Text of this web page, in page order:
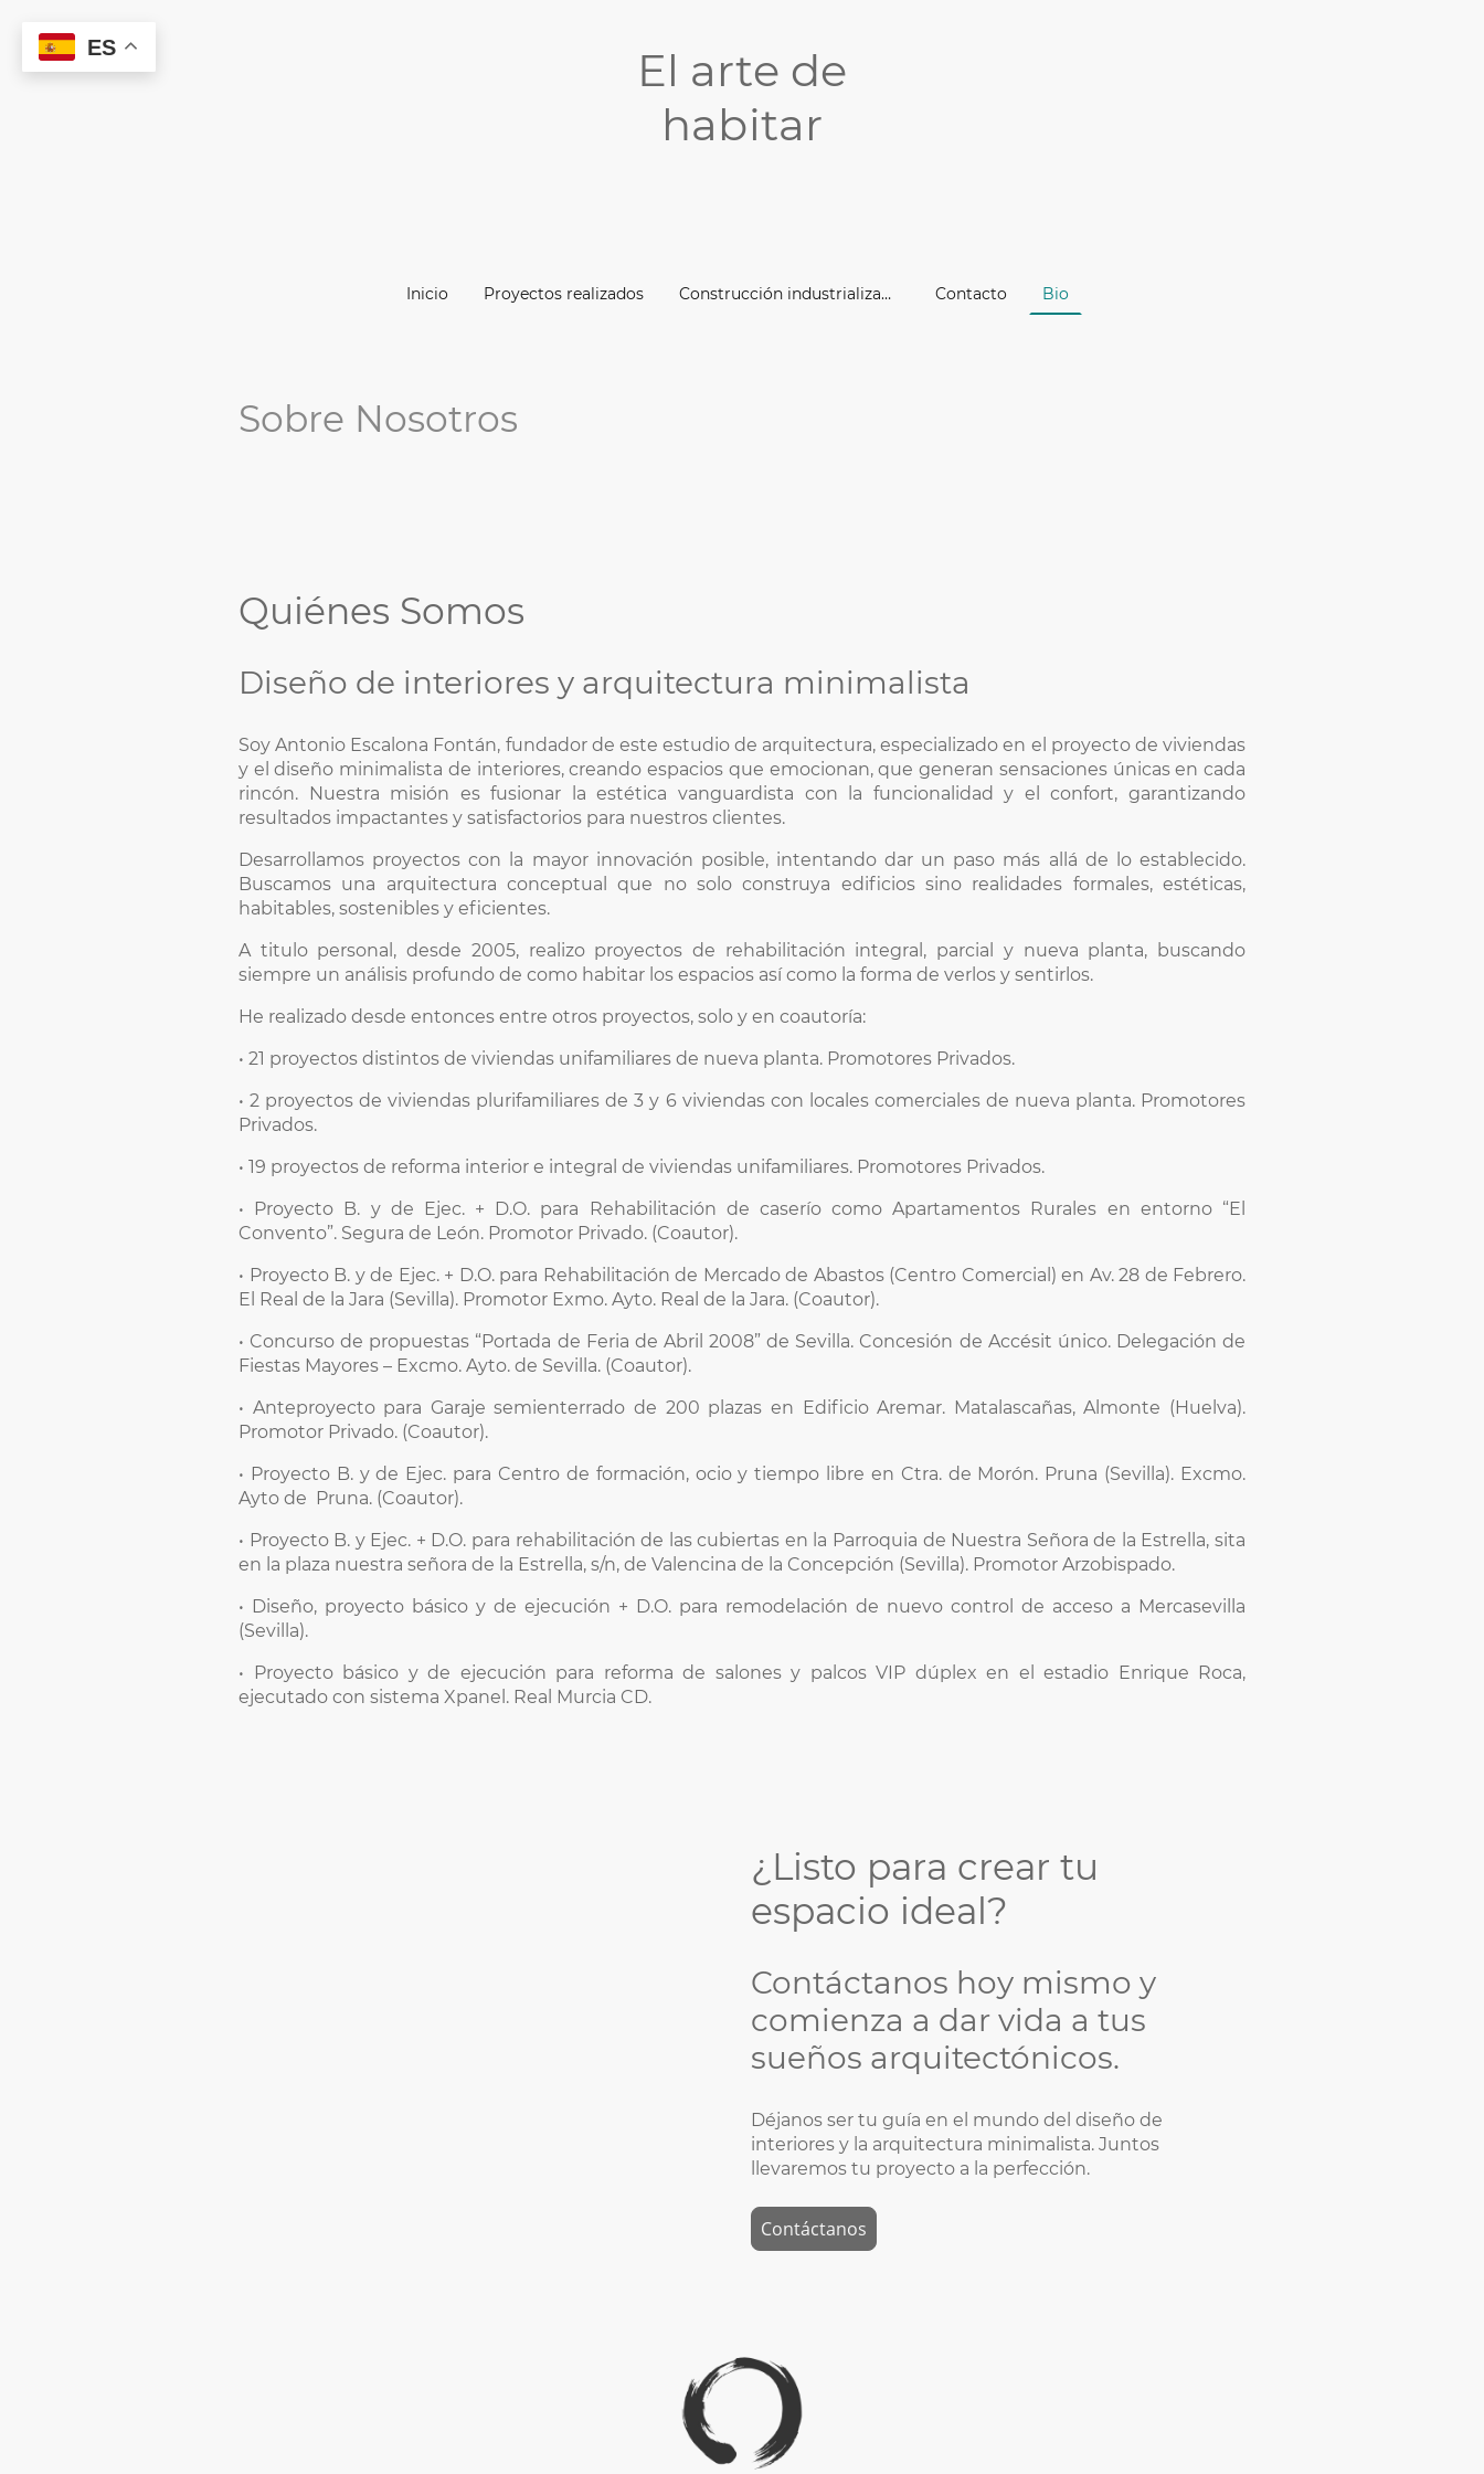
El arte de
habitar
Inicio Proyectos realizados Construcción industrializada Xpanel Contacto Bio
Sobre Nosotros
Quiénes Somos
Diseño de interiores y arquitectura minimalista
Soy Antonio Escalona Fontán, fundador de este estudio de arquitectura, especializado en el proyecto de viviendas
y el diseño minimalista de interiores, creando espacios que emocionan, que generan sensaciones únicas en cada
rincón. Nuestra misión es fusionar la estética vanguardista con la funcionalidad y el confort, garantizando
resultados impactantes y satisfactorios para nuestros clientes.
Desarrollamos proyectos con la mayor innovación posible, intentando dar un paso más allá de lo establecido.
Buscamos una arquitectura conceptual que no solo construya edificios sino realidades formales, estéticas,
habitables, sostenibles y eficientes.
A titulo personal, desde 2005, realizo proyectos de rehabilitación integral, parcial y nueva planta, buscando
siempre un análisis profundo de como habitar los espacios así como la forma de verlos y sentirlos.
He realizado desde entonces entre otros proyectos, solo y en coautoría:
• 21 proyectos distintos de viviendas unifamiliares de nueva planta. Promotores Privados.
• 2 proyectos de viviendas plurifamiliares de 3 y 6 viviendas con locales comerciales de nueva planta. Promotores
Privados.
• 19 proyectos de reforma interior e integral de viviendas unifamiliares. Promotores Privados.
• Proyecto B. y de Ejec. + D.O. para Rehabilitación de caserío como Apartamentos Rurales en entorno “El
Convento”. Segura de León. Promotor Privado. (Coautor).
• Proyecto B. y de Ejec. + D.O. para Rehabilitación de Mercado de Abastos (Centro Comercial) en Av. 28 de Febrero.
El Real de la Jara (Sevilla). Promotor Exmo. Ayto. Real de la Jara. (Coautor).
• Concurso de propuestas “Portada de Feria de Abril 2008” de Sevilla. Concesión de Accésit único. Delegación de
Fiestas Mayores – Excmo. Ayto. de Sevilla. (Coautor).
• Anteproyecto para Garaje semienterrado de 200 plazas en Edificio Aremar. Matalascañas, Almonte (Huelva).
Promotor Privado. (Coautor).
• Proyecto B. y de Ejec. para Centro de formación, ocio y tiempo libre en Ctra. de Morón. Pruna (Sevilla). Excmo.
Ayto de Pruna. (Coautor).
• Proyecto B. y Ejec. + D.O. para rehabilitación de las cubiertas en la Parroquia de Nuestra Señora de la Estrella, sita
en la plaza nuestra señora de la Estrella, s/n, de Valencina de la Concepción (Sevilla). Promotor Arzobispado.
• Diseño, proyecto básico y de ejecución + D.O. para remodelación de nuevo control de acceso a Mercasevilla
(Sevilla).
• Proyecto básico y de ejecución para reforma de salones y palcos VIP dúplex en el estadio Enrique Roca,
ejecutado con sistema Xpanel. Real Murcia CD.
¿Listo para crear tu
espacio ideal?
Contáctanos hoy mismo y
comienza a dar vida a tus
sueños arquitectónicos.
Déjanos ser tu guía en el mundo del diseño de
interiores y la arquitectura minimalista. Juntos
llevaremos tu proyecto a la perfección.
Contáctanos
ES